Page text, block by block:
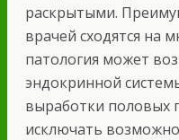
раскрытыми.
врачей сходятся на
патология может
эндокринной
выработки половых
исключать